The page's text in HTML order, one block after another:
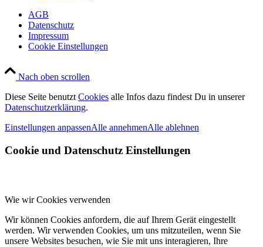
AGB
Datenschutz
Impressum
Cookie Einstellungen
Nach oben scrollen
Diese Seite benutzt Cookies alle Infos dazu findest Du in unserer
Datenschutzerklärung.
Einstellungen anpassenAlle annehmenAlle ablehnen
Cookie und Datenschutz Einstellungen
Wie wir Cookies verwenden
Wir können Cookies anfordern, die auf Ihrem Gerät eingestellt
werden. Wir verwenden Cookies, um uns mitzuteilen, wenn Sie
unsere Websites besuchen, wie Sie mit uns interagieren, Ihre